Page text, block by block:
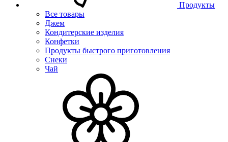
Продукты
Все товары
Джем
Кондитерские изделия
Конфетки
Продукты быстрого приготовления
Снеки
Чай